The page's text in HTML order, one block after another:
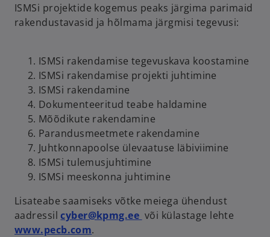
ISMSi projektide kogemus peaks järgima parimaid
rakendustavasid ja hõlmama järgmisi tegevusi:
ISMSi rakendamise tegevuskava koostamine
ISMSi rakendamise projekti juhtimine
ISMSi rakendamine
Dokumenteeritud teabe haldamine
Mõõdikute rakendamine
Parandusmeetmete rakendamine
Juhtkonnapoolse ülevaatuse läbiviimine
ISMSi tulemusjuhtimine
ISMSi meeskonna juhtimine
Lisateabe saamiseks võtke meiega ühendust
aadressilcyber@kpmg.ee või külastage lehte
www.pecb.com.